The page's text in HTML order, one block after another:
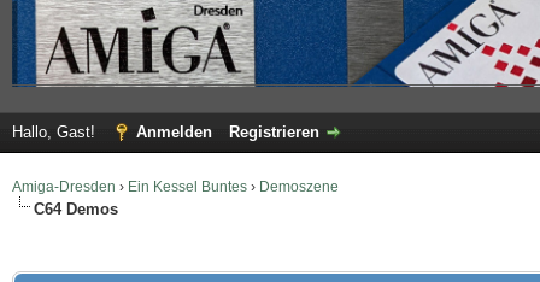
Hallo, Gast! Anmelden Registrieren
Amiga-Dresden › Ein Kessel Buntes › Demoszene
C64 Demos